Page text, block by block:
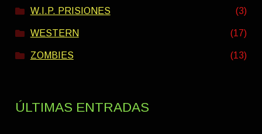
W.I.P. PRISIONES (3)
WESTERN (17)
ZOMBIES (13)
ÚLTIMAS ENTRADAS